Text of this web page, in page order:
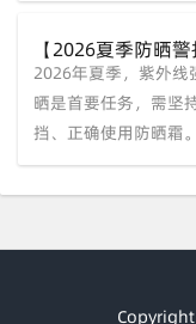
【2026夏季防晒
白癜风医院教你
2026年夏季，紫外
晒是首要任务，需坚
挡、正确使用防晒霜